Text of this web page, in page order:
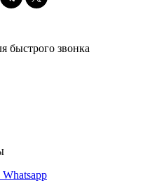
быстрого звонка